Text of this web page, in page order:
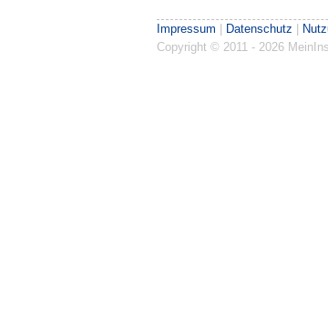
Impressum | Datenschutz |
Copyright © 2011 - 2026